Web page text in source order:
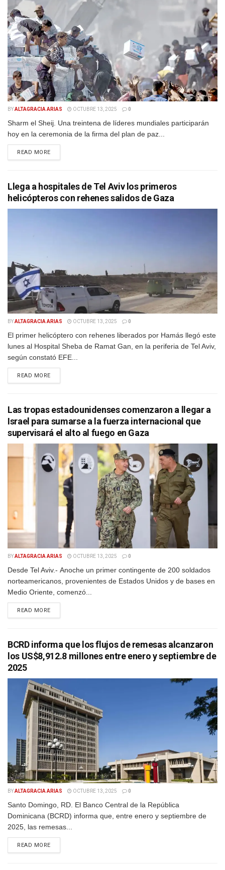
BYALTAGRACIA ARIAS OCTUBRE 13, 2025 0
Sharm el Sheij. Una treintena de líderes mundiales participarán
hoy en la ceremonia de la firma del plan de paz...
READ MOREDETAILS
Llega a hospitales de Tel Aviv los primeros
helicópteros con rehenes salidos de Gaza
BYALTAGRACIA ARIAS OCTUBRE 13, 2025 0
El primer helicóptero con rehenes liberados por Hamás llegó este
lunes al Hospital Sheba de Ramat Gan, en la periferia de Tel Aviv,
según constató EFE...
READ MOREDETAILS
Las tropas estadounidenses comenzaron a llegar a
Israel para sumarse a la fuerza internacional que
supervisará el alto al fuego en Gaza
BYALTAGRACIA ARIAS OCTUBRE 13, 2025 0
Desde Tel Aviv.- Anoche un primer contingente de 200 soldados
norteamericanos, provenientes de Estados Unidos y de bases en
Medio Oriente, comenzó...
READ MOREDETAILS
BCRD informa que los flujos de remesas alcanzaron
los US$8,912.8 millones entre enero y septiembre de
2025
BYALTAGRACIA ARIAS OCTUBRE 13, 2025 0
Santo Domingo, RD. El Banco Central de la República
Dominicana (BCRD) informa que, entre enero y septiembre de
2025, las remesas...
READ MOREDETAILS